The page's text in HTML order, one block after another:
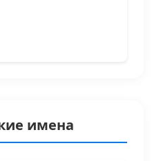
имена